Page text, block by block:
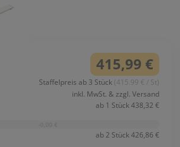
415,99 €
Staffelpreis ab 3 Stück (415.99 € / St)
inkl. MwSt. & zzgl. Versand
ab 1 Stück 438,32 €
ab 2 Stück 426,86 €